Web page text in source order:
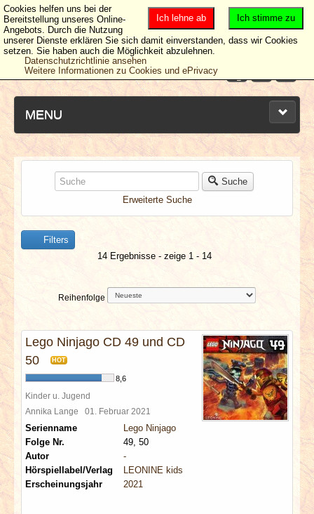
MENU
NEUESTE ARTIKEL
NEWS & DATES
BERICHTE
VERLOSUNGEN
SPECIALS
REDAKTION
LINKS
ARCHIV
Suche
Erweiterte Suche
Filters
14 Ergebnisse - zeige 1 - 14
Reihenfolge
Lego Ninjago CD 49 und CD
50
HOT
8,6
Kinder u. Jugend
Annika Lange 01. Februar 2021
Serienname
Lego Ninjago
Folge Nr.
49, 50
Autor
-
Hörspiellabel/Verlag
LEONINE kids
Erscheinungsjahr
2021
Ich stimme zu
Ich lehne ab
Cookies helfen uns bei der
Bereitstellung unseres Online-
Angebots. Durch die Nutzung
unserer Dienste erklären Sie sich damit einverstanden, dass wir Cookies
setzen. Sie haben auch die Möglichkeit abzulehnen.
Datenschutzrichtlinie ansehen
Weitere Informationen zu Cookies und ePrivacy